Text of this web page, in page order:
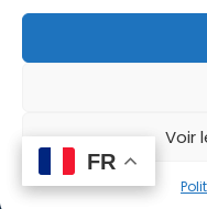
Voir
0
La marque Hop & Down
Plan du site
FR
FR